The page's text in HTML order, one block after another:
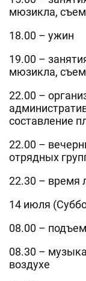
мюзикла,
18.00 – ужин
19.00 –
мюзикла,
22.00 –
составление
22.00 –
отрядных
22.30 – время
14 июля
08.00 –
08.30 –
воздухе